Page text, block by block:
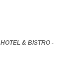
& BISTRO -